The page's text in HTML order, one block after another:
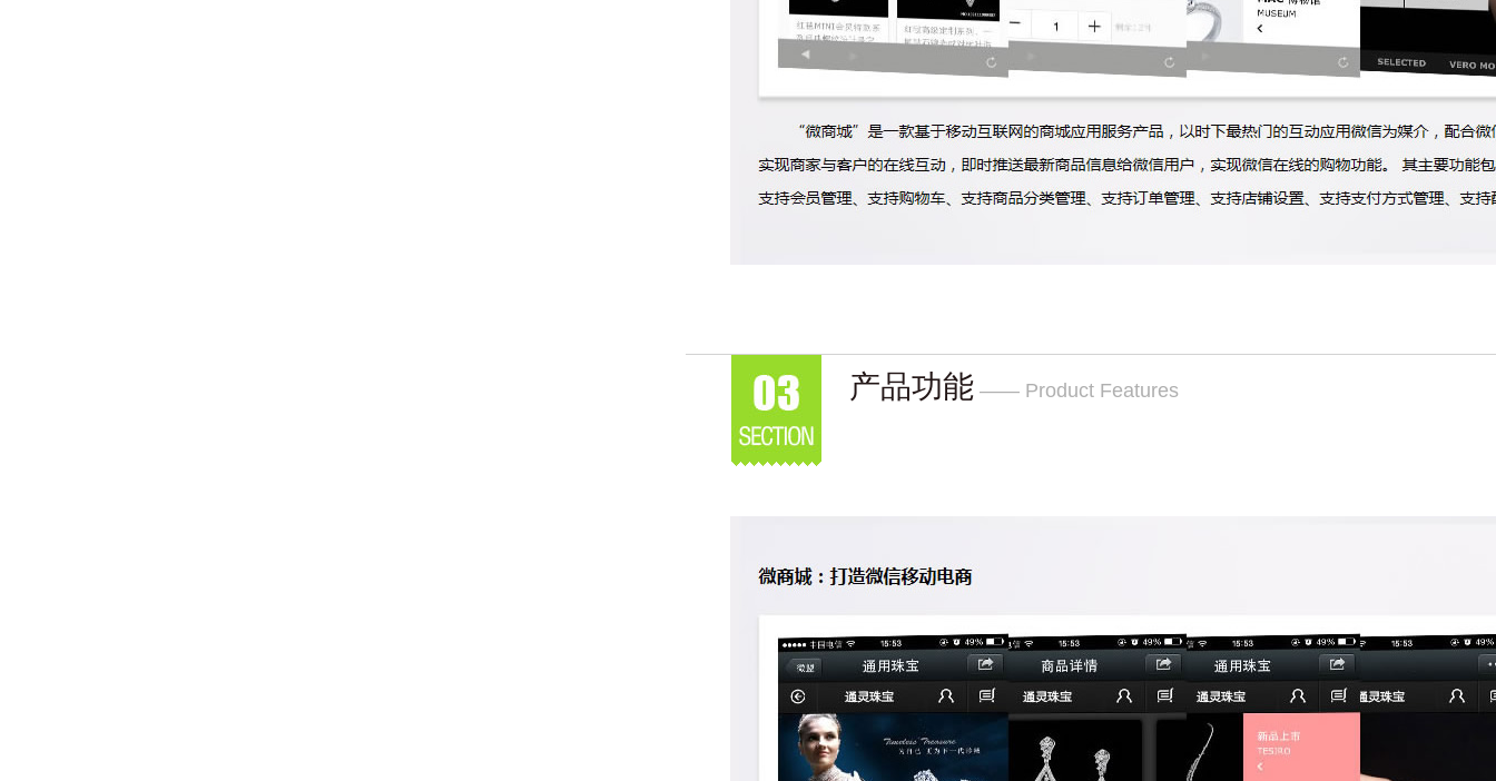
产品功能 —— Product Features